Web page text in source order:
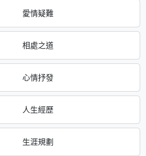
愛情疑難
相處之道
心情抒發
人生經歷
生涯規劃